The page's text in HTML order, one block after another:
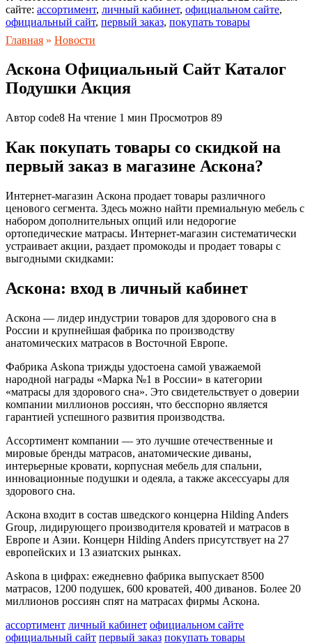
сайте: ассортимент, личный кабинет, официальном сайте,
официальный сайт, первый заказ, покупать товары
Главная » Новости
Аскона Официальный Сайт Каталог
Подушки Акция
Автор code8 На чтение 1 мин Просмотров 89
Как покупать товары со скидкой на
первый заказ в магазине Аскона?
Интернет-магазин Аскона продает товары различного
ценового сегмента. Здесь можно найти премиальную мебель с
набором дополнительных опций или недорогие
ортопедические матрасы. Интернет-магазин систематически
устраивает акции, раздает промокоды и продает товары с
выгодными скидками:
Аскона: вход в личный кабинет
Аскона — лидер индустрии товаров для здорового сна в
России и крупнейшая фабрика по производству
анатомических матрасов в Восточной Европе.
Фабрика Askona трижды удостоена самой уважаемой
народной награды «Марка №1 в России» в категории
«матрасы для здорового сна». Это свидетельствует о доверии
компании миллионов россиян, что бесспорно является
гарантией успешного развития производства.
Ассортимент компании — это лучшие отечественные и
мировые бренды матрасов, анатомические диваны,
интерьерные кровати, корпусная мебель для спальни,
инновационные подушки и одеяла, а также аксессуары для
здорового сна.
Аскона входит в состав шведского концерна Hilding Anders
Group, лидирующего производителя кроватей и матрасов в
Европе и Азии. Концерн Hilding Anders присутствует на 27
европейских и 13 азиатских рынках.
Askona в цифрах: ежедневно фабрика выпускает 8500
матрасов, 1200 подушек, 600 кроватей, 400 диванов. Более 20
миллионов россиян спят на матрасах фирмы Аскона.
ассортимент личный кабинет официальном сайте
официальный сайт первый заказ покупать товары